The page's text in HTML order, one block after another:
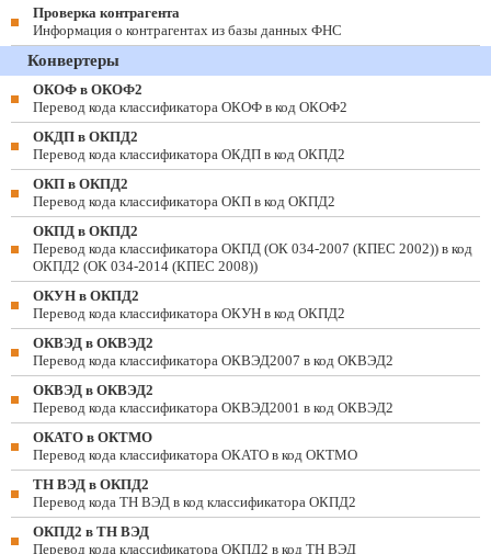
Проверка контрагента
Информация о контрагентах из базы данных ФНС
Конвертеры
ОКОФ в ОКОФ2
Перевод кода классификатора ОКОФ в код ОКОФ2
ОКДП в ОКПД2
Перевод кода классификатора ОКДП в код ОКПД2
ОКП в ОКПД2
Перевод кода классификатора ОКП в код ОКПД2
ОКПД в ОКПД2
Перевод кода классификатора ОКПД (ОК 034-2007 (КПЕС 2002)) в код
ОКПД2 (ОК 034-2014 (КПЕС 2008))
ОКУН в ОКПД2
Перевод кода классификатора ОКУН в код ОКПД2
ОКВЭД в ОКВЭД2
Перевод кода классификатора ОКВЭД2007 в код ОКВЭД2
ОКВЭД в ОКВЭД2
Перевод кода классификатора ОКВЭД2001 в код ОКВЭД2
ОКАТО в ОКТМО
Перевод кода классификатора ОКАТО в код ОКТМО
ТН ВЭД в ОКПД2
Перевод кода ТН ВЭД в код классификатора ОКПД2
ОКПД2 в ТН ВЭД
Перевод кода классификатора ОКПД2 в код ТН ВЭД